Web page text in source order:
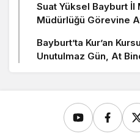
Suat Yüksel Bayburt İl
Müdürlüğü Görevine
Bayburt’ta Kur’an
Unutulmaz Gün, At